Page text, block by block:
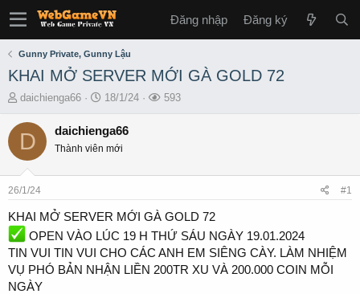
Đăng nhập Đăng ký
Gunny Private, Gunny Lậu
KHAI MỞ SERVER MỚI GÀ GOLD 72
T
r
s
a
r
t
e
r
daichienga66
S
a
r
t
e
18/1/24
L
593
D daichienga66
Thành viên mới
26/1/24 #1
KHAI MỞ SERVER MỚI GÀ GOLD 72
OPEN VÀO LÚC 19 H THỨ SÁU NGÀY 19.01.2024
TIN VUI TIN VUI CHO CÁC ANH EM SIÊNG CÀY. LÀM NHIỆM
VỤ PHÓ BẢN NHẬN LIỀN 200TR XU VÀ 200.000 COIN MỖI
NGÀY